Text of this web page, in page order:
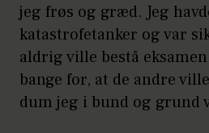
jeg frøs og græd. Jeg
katastrofetanker og var
aldrig ville bestå
bange for, at de andre
dum jeg i bund og grund